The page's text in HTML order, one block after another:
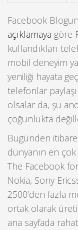
Facebook
açıklamaya göre
kullandıkları
mobil deneyim
yeniliği hayata
telefonlar
olsalar da, şu
çoğunlukta
Bugünden
dünyanın en
The Facebook
Nokia, Sony
2500’den fazla
ortak olarak
ana sayfada